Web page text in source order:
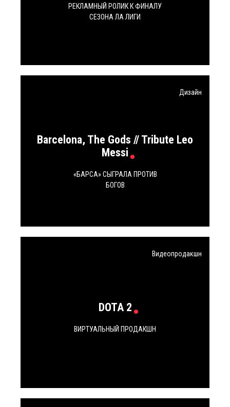
РЕКЛАМНЫЙ РОЛИК К ФИНАЛУ
СЕЗОНА ЛА ЛИГИ
Barcelona, The Gods // Tribute Leo
Messi
«БАРСА» СЫГРАЛА ПРОТИВ
БОГОВ
Дизайн
DOTA 2
ВИРТУАЛЬНЫЙ ПРОДАКШН
Видеопродакшн